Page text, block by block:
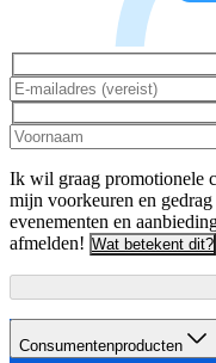
Ik wil graag promotionele
mijn voorkeuren en
evenementen en
afmelden! Wat betekent dit?
Consumentenproducten